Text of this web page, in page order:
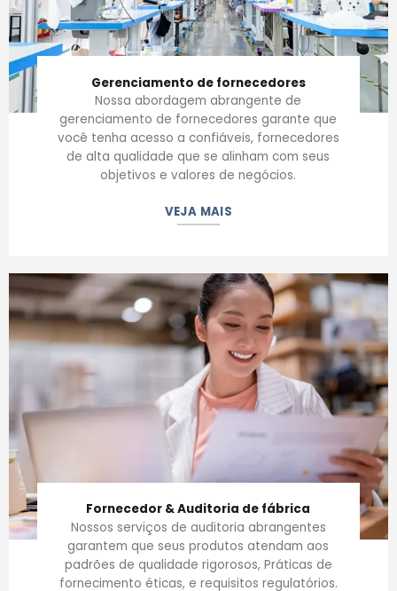
Gerenciamento de fornecedores
Nossa abordagem abrangente de
gerenciamento de fornecedores garante que
você tenha acesso a confiáveis, fornecedores
de alta qualidade que se alinham com seus
objetivos e valores de negócios.
VEJA MAIS
Fornecedor & Auditoria de fábrica
Nossos serviços de auditoria abrangentes
garantem que seus produtos atendam aos
padrões de qualidade rigorosos, Práticas de
fornecimento éticas, e requisitos regulatórios.